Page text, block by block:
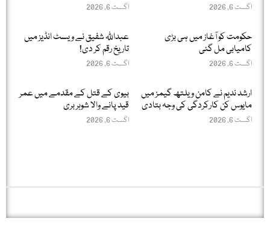
اگست 6, 2026 اگست 6, 2026
حکومت کو آغاز میں ہی بڑی
کامیابی مل گئی
اگست 6, 2026
عبداللّٰہ شفیق نے ویسٹ انڈیز میں
تاریخ رقم کر دی!
اگست 6, 2026
ارشد ندیم نے کامن ویلتھ گیمز میں
مایوس کن کارکردگی کی وجہ بتادی
اگست 6, 2026
بیوی کے قتل کے مقدمے میں عمر
قید پانے والا شوہر بری
اگست 6, 2026